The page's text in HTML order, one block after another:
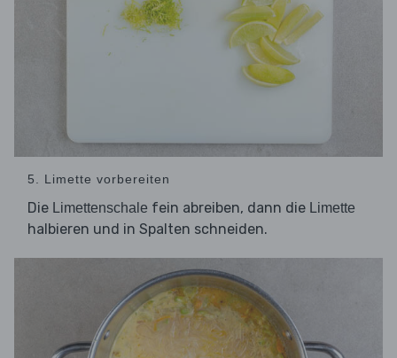
5. Limette vorbereiten
Die Limettenschale fein abreiben, dann die Limette
halbieren und in Spalten schneiden.